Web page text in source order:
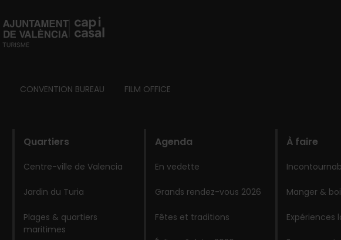
CONVENTION BUREAU FILM OFFICE
Quartiers
Centre-ville de Valencia
Jardin du Turia
Plages & quartiers
maritimes
Agenda
En vedette
Grands rendez-vous 2026
Fêtes et traditions
À faire
Manger &
Expériences